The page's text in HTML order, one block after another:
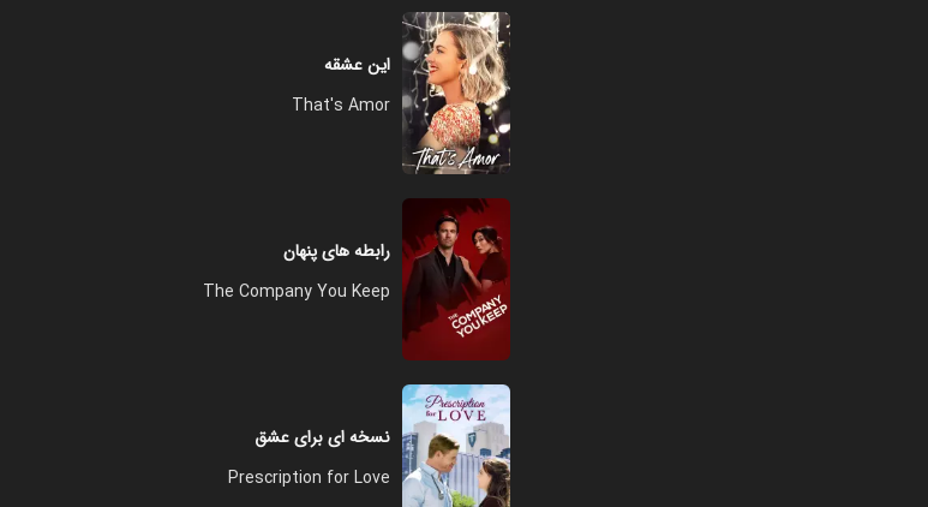
این عشقه
That's Amor
رابطه های پنهان
The Company You Keep
نسخه ای برای عشق
Prescription for Love